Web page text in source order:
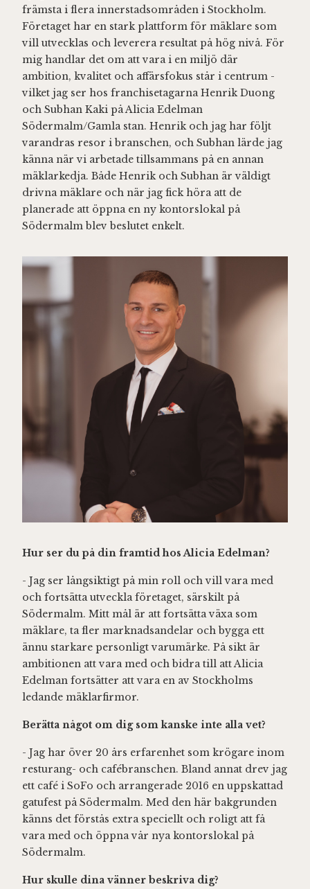
främsta i flera innerstadsområden i Stockholm.
Företaget har en stark plattform för mäklare som
vill utvecklas och leverera resultat på hög nivå. För
mig handlar det om att vara i en miljö där
ambition, kvalitet och affärsfokus står i centrum -
vilket jag ser hos franchisetagarna Henrik Duong
och Subhan Kaki på Alicia Edelman
Södermalm/Gamla stan. Henrik och jag har följt
varandras resor i branschen, och Subhan lärde jag
känna när vi arbetade tillsammans på en annan
mäklarkedja. Både Henrik och Subhan är väldigt
drivna mäklare och när jag fick höra att de
planerade att öppna en ny kontorslokal på
Södermalm blev beslutet enkelt.
Hur ser du på din framtid hos Alicia Edelman?
- Jag ser långsiktigt på min roll och vill vara med
och fortsätta utveckla företaget, särskilt på
Södermalm. Mitt mål är att fortsätta växa som
mäklare, ta fler marknadsandelar och bygga ett
ännu starkare personligt varumärke. På sikt är
ambitionen att vara med och bidra till att Alicia
Edelman fortsätter att vara en av Stockholms
ledande mäklarfirmor.
Berätta något om dig som kanske inte alla vet?
- Jag har över 20 års erfarenhet som krögare inom
resturang- och cafébranschen. Bland annat drev jag
ett café i SoFo och arrangerade 2016 en uppskattad
gatufest på Södermalm. Med den här bakgrunden
känns det förstås extra speciellt och roligt att få
vara med och öppna vår nya kontorslokal på
Södermalm.
Hur skulle dina vänner beskriva dig?